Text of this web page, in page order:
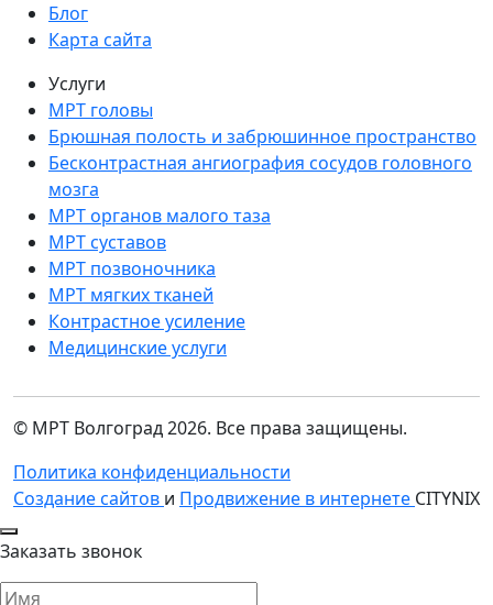
Блог
Карта сайта
Услуги
МРТ головы
Брюшная полость и забрюшинное пространство
Бесконтрастная ангиография сосудов головного
мозга
МРТ органов малого таза
МРТ суставов
МРТ позвоночника
МРТ мягких тканей
Контрастное усиление
Медицинские услуги
© МРТ Волгоград 2026. Все права защищены.
Политика конфиденциальности
Создание сайтов и Продвижение в интернете CITYNIX
Заказать звонок